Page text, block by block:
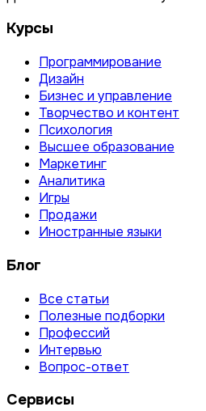
Курсы
Программирование
Дизайн
Бизнес и управление
Творчество и контент
Психология
Высшее образование
Маркетинг
Аналитика
Игры
Продажи
Иностранные языки
Блог
Все статьи
Полезные подборки
Профессий
Интервью
Вопрос-ответ
Сервисы